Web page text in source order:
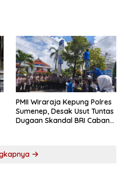
PMII Wiraraja Kepung Polres
Sumenep, Desak Usut Tuntas
Dugaan Skandal BRI Cabang